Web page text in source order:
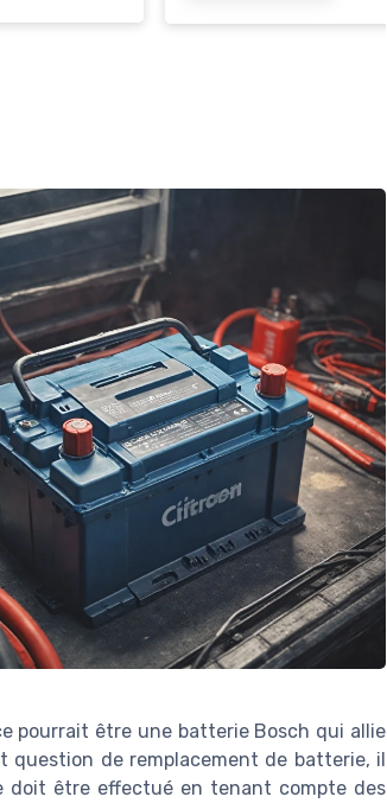
pourrait être une batterie Bosch qui allie
question de remplacement de batterie, il
doit être effectué en tenant compte des